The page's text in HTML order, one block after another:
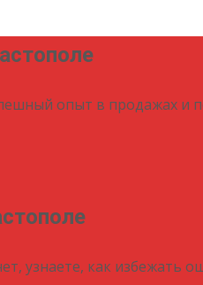
опыт в продажах и
узнаете, как